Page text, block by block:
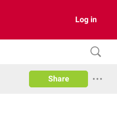
Log in
Share